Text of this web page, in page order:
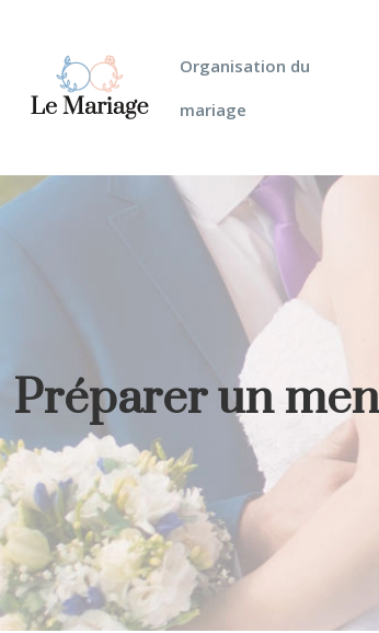
Organisation du
mariage
Préparer un